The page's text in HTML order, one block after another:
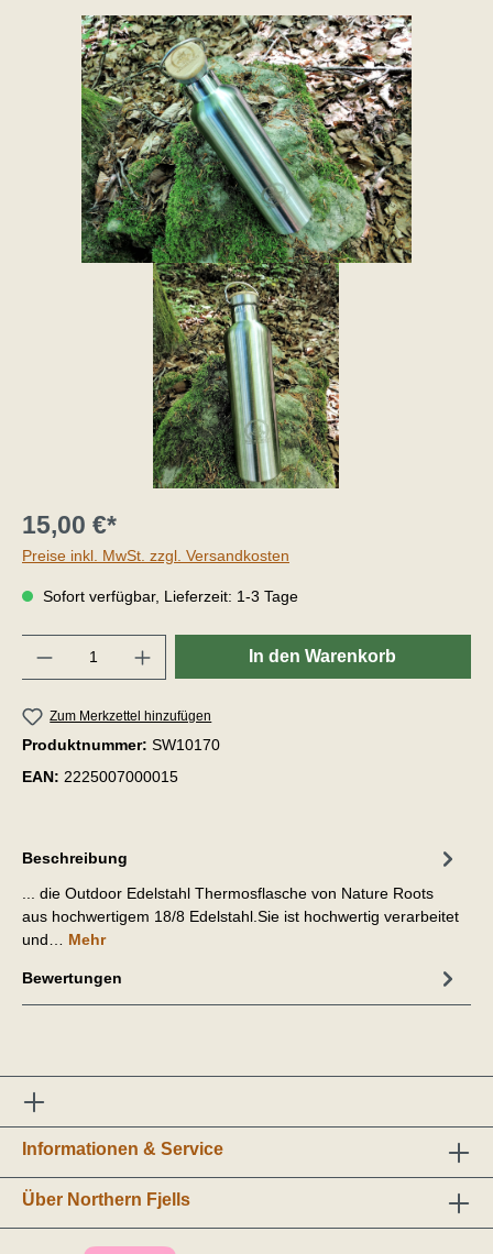
15,00 €*
Preise inkl. MwSt. zzgl. Versandkosten
Sofort verfügbar, Lieferzeit: 1-3 Tage
In den Warenkorb
Zum Merkzettel hinzufügen
Produktnummer: SW10170
EAN: 2225007000015
Beschreibung
... die Outdoor Edelstahl Thermosflasche von Nature Roots
aus hochwertigem 18/8 Edelstahl.Sie ist hochwertig verarbeitet
und… Mehr
Bewertungen
Informationen & Service
Über Northern Fjells